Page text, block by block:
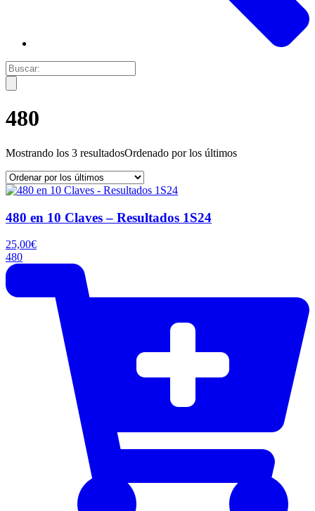
480
Mostrando los 3 resultadosOrdenado por los últimos
480 en 10 Claves – Resultados 1S24
25,00€
480